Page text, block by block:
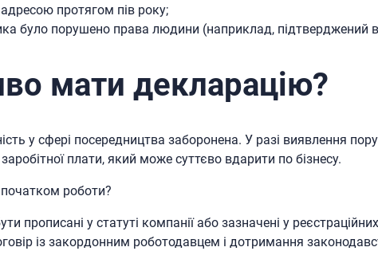
протягом пів року;
було порушено права людини (наприклад, підтверджений
мати декларацію?
у сфері посередництва заборонена. У разі виявлення
плати, який може суттєво вдарити по бізнесу.
роботи?
прописані у статуті компанії або зазначені у
із закордонним роботодавцем і дотримання